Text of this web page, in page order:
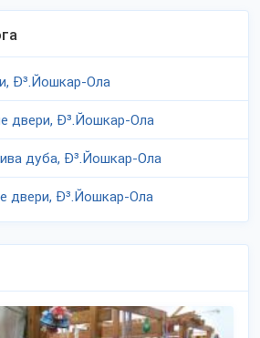
Ð³.Йошкар-Ола
двери, Ð³.Йошкар-Ола
дуба, Ð³.Йошкар-Ола
двери, Ð³.Йошкар-Ола